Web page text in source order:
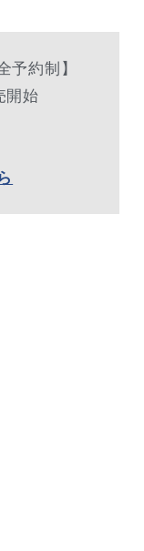
予約制】
開始